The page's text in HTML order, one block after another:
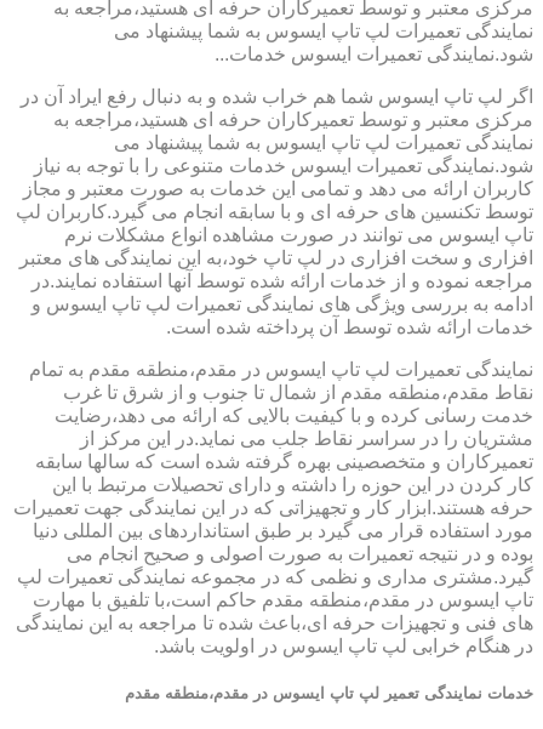
مرکزی معتبر و توسط تعمیرکاران حرفه ای هستید،مراجعه به
نمایندگی تعمیرات لپ تاپ ایسوس به شما پیشنهاد می
شود.نمایندگی تعمیرات ایسوس خدمات...
اگر لپ تاپ ایسوس شما هم خراب شده و به دنبال رفع ایراد آن در
مرکزی معتبر و توسط تعمیرکاران حرفه ای هستید،مراجعه به
نمایندگی تعمیرات لپ تاپ ایسوس به شما پیشنهاد می
شود.نمایندگی تعمیرات ایسوس خدمات متنوعی را با توجه به نیاز
کاربران ارائه می دهد و تمامی این خدمات به صورت معتبر و مجاز
توسط تکنسین های حرفه ای و با سابقه انجام می گیرد.کاربران لپ
تاپ ایسوس می توانند در صورت مشاهده انواع مشکلات نرم
افزاری و سخت افزاری در لپ تاپ خود،به این نمایندگی های معتبر
مراجعه نموده و از خدمات ارائه شده توسط آنها استفاده نمایند.در
ادامه به بررسی ویژگی های نمایندگی تعمیرات لپ تاپ ایسوس و
خدمات ارائه شده توسط آن پرداخته شده است.
نمایندگی تعمیرات لپ تاپ ایسوس در مقدم،منطقه مقدم به تمام
نقاط مقدم،منطقه مقدم از شمال تا جنوب و از شرق تا غرب
خدمت رسانی کرده و با کیفیت بالایی که ارائه می دهد،رضایت
مشتریان را در سراسر نقاط جلب می نماید.در این مرکز از
تعمیرکاران و متخصصینی بهره گرفته شده است که سالها سابقه
کار کردن در این حوزه را داشته و دارای تحصیلات مرتبط با این
حرفه هستند.ابزار کار و تجهیزاتی که در این نمایندگی جهت تعمیرات
مورد استفاده قرار می گیرد بر طبق استانداردهای بین المللی دنیا
بوده و در نتیجه تعمیرات به صورت اصولی و صحیح انجام می
گیرد.مشتری مداری و نظمی که در مجموعه نمایندگی تعمیرات لپ
تاپ ایسوس در مقدم،منطقه مقدم حاکم است،با تلفیق با مهارت
های فنی و تجهیزات حرفه ای،باعث شده تا مراجعه به این نمایندگی
در هنگام خرابی لپ تاپ ایسوس در اولویت باشد.
خدمات نمایندگی تعمیر لپ تاپ ایسوس در مقدم،منطقه مقدم